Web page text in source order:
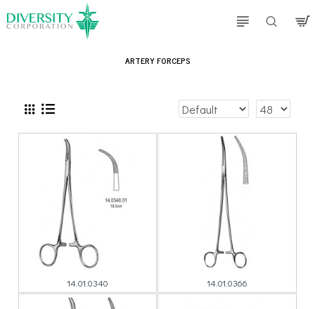
ARTERY FORCEPS
14.01.0340 14.01.0366